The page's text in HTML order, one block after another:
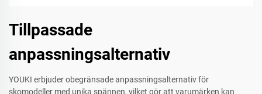
Tillpassade
anpassningsalternativ
YOUKI erbjuder obegränsade anpassningsalternativ för
skomodeller med unika spännen, vilket gör att varumärken kan